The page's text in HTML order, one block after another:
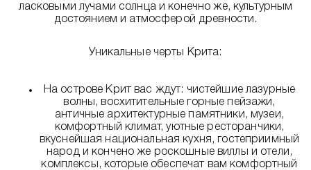
ласковыми лучами солнца и конечно же, культурным
достоянием и атмосферой древности.
Уникальные черты Крита:
На острове Крит вас ждут: чистейшие лазурные
волны, восхитительные горные пейзажи,
античные архитектурные памятники, музеи,
комфортный климат, уютные ресторанчики,
вкуснейшая национальная кухня, гостеприимный
народ и кончено же роскошные виллы и отели,
комплексы, которые обеспечат вам комфортный